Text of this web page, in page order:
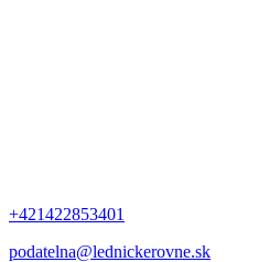
+421422853401
podatelna@lednickerovne.sk